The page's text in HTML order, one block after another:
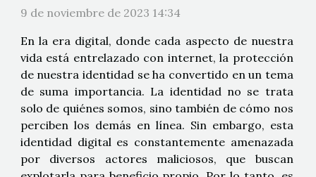
9 de noviembre de 2023 14:34
En la era digital, donde cada aspecto de nuestra
vida está entrelazado con internet, la protección
de nuestra identidad se ha convertido en un tema
de suma importancia. La identidad no se trata
solo de quiénes somos, sino también de cómo nos
perciben los demás en línea. Sin embargo, esta
identidad digital es constantemente amenazada
por diversos actores maliciosos, que buscan